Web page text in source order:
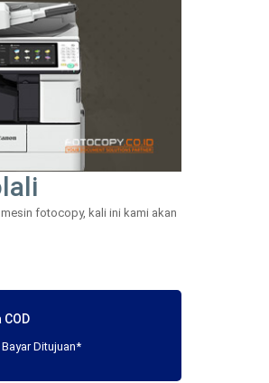
fotocopy, kali ini kami akan
COD
Ditujuan*